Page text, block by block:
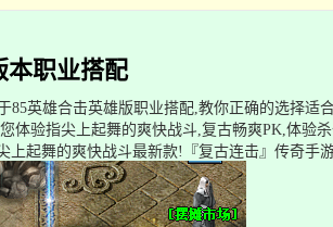
本职业搭配
85英雄合击英雄版职业搭配,教你正确的选择
体验指尖上起舞的爽快战斗,复古畅爽PK,体验
上起舞的爽快战斗最新款!『复古连击』传奇手